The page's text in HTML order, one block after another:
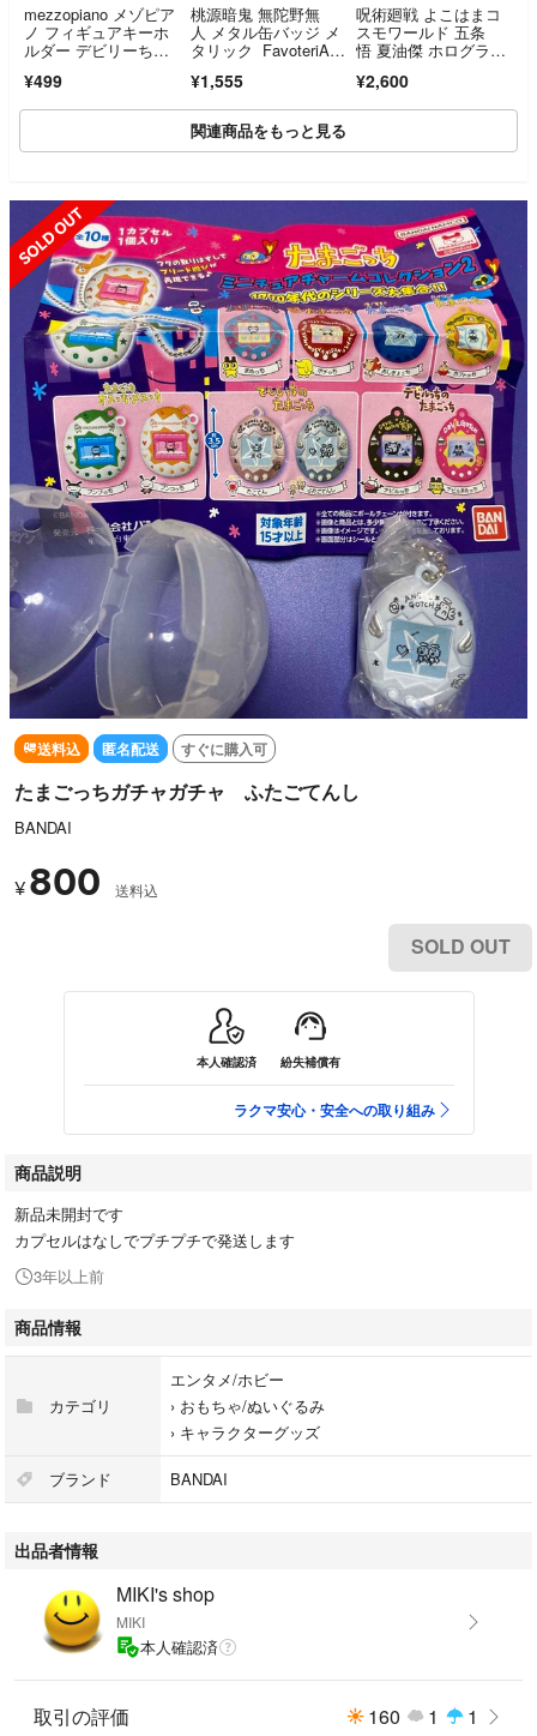
mezzopiano メゾピア
ノ フィギュアキーホ
ルダー デビリーちゃ
¥499
桃源暗鬼 無陀野無
人 メタル缶バッジ メ
タリック FavoteriAフ
¥1,555
呪術廻戦 よこはまコ
スモワールド 五条
悟 夏油傑 ホログラム
¥2,600
関連商品をもっと見る
SOLD OUT
送料込 匿名配送 すぐに購入可
たまごっちガチャガチャ ふたごてんし
BANDAI
¥ 800 送料込
SOLD OUT
本人確認済 紛失補償有
ラクマ安心・安全への取り組み
商品説明
新品未開封です
カプセルはなしでプチプチで発送します
3年以上前
商品情報
カテゴリ
エンタメ/ホビー
› おもちゃ/ぬいぐるみ
› キャラクターグッズ
ブランド BANDAI
出品者情報
MIKI's shop
MIKI
本人確認済
取引の評価 160 1 1